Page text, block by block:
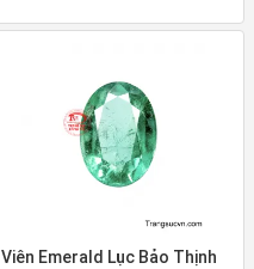
Viên Emerald Lục Bảo Thịnh